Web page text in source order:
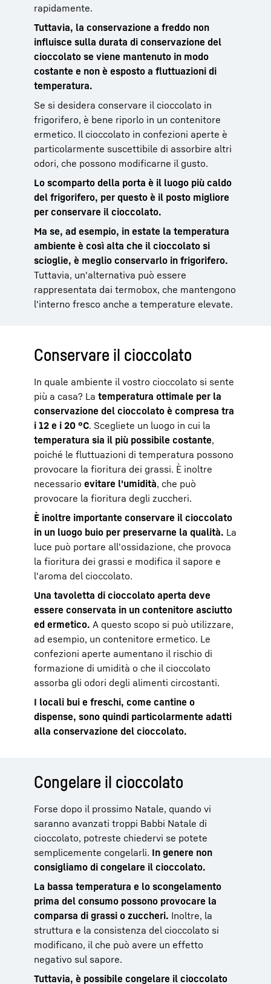
rapidamente.
Tuttavia, la conservazione a freddo non
influisce sulla durata di conservazione del
cioccolato se viene mantenuto in modo
costante e non è esposto a fluttuazioni di
temperatura.
Se si desidera conservare il cioccolato in
frigorifero, è bene riporlo in un contenitore
ermetico. Il cioccolato in confezioni aperte è
particolarmente suscettibile di assorbire altri
odori, che possono modificarne il gusto.
Lo scomparto della porta è il luogo più caldo
del frigorifero, per questo è il posto migliore
per conservare il cioccolato.
Ma se, ad esempio, in estate la temperatura
ambiente è così alta che il cioccolato si
scioglie, è meglio conservarlo in frigorifero.
Tuttavia, un'alternativa può essere
rappresentata dai termobox, che mantengono
l'interno fresco anche a temperature elevate.
Conservare il cioccolato
In quale ambiente il vostro cioccolato si sente
più a casa? La temperatura ottimale per la
conservazione del cioccolato è compresa tra
i 12 e i 20 °C. Scegliete un luogo in cui la
temperatura sia il più possibile costante,
poiché le fluttuazioni di temperatura possono
provocare la fioritura dei grassi. È inoltre
necessario evitare l'umidità, che può
provocare la fioritura degli zuccheri.
È inoltre importante conservare il cioccolato
in un luogo buio per preservarne la qualità. La
luce può portare all'ossidazione, che provoca
la fioritura dei grassi e modifica il sapore e
l'aroma del cioccolato.
Una tavoletta di cioccolato aperta deve
essere conservata in un contenitore asciutto
ed ermetico. A questo scopo si può utilizzare,
ad esempio, un contenitore ermetico. Le
confezioni aperte aumentano il rischio di
formazione di umidità o che il cioccolato
assorba gli odori degli alimenti circostanti.
I locali bui e freschi, come cantine o
dispense, sono quindi particolarmente adatti
alla conservazione del cioccolato.
Congelare il cioccolato
Forse dopo il prossimo Natale, quando vi
saranno avanzati troppi Babbi Natale di
cioccolato, potreste chiedervi se potete
semplicemente congelarli. In genere non
consigliamo di congelare il cioccolato.
La bassa temperatura e lo scongelamento
prima del consumo possono provocare la
comparsa di grassi o zuccheri. Inoltre, la
struttura e la consistenza del cioccolato si
modificano, il che può avere un effetto
negativo sul sapore.
Tuttavia, è possibile congelare il cioccolato